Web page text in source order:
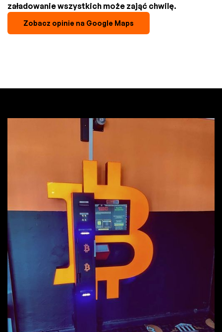
załadowanie wszystkich może zająć chwilę.
Zobacz opinie na Google Maps